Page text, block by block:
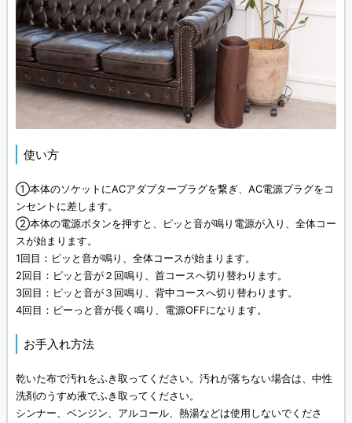
使い方
①本体のソケットにACアダプタープラグを繋ぎ、AC電源プラグをコ
ンセントに差します。
②本体の電源ボタンを押すと、ピッと音が鳴り電源が入り、全体コー
スが始まります。
1回目：ピッと音が鳴り、全体コースが始まります。
2回目：ピッと音が２回鳴り、首コースへ切り替わります。
3回目：ピッと音が３回鳴り、背中コースへ切り替わります。
4回目：ピーっと音が長く鳴り、電源OFFになります。
お手入れ方法
乾いた布で汚れをふき取ってください。汚れが落ちない場合は、中性
洗剤のうすめ液でふき取ってください。
シンナー、ベンジン、アルコール、熱湯などは使用しないでくださ